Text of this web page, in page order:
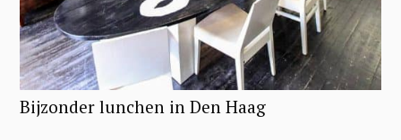
Bijzonder lunchen in Den Haag